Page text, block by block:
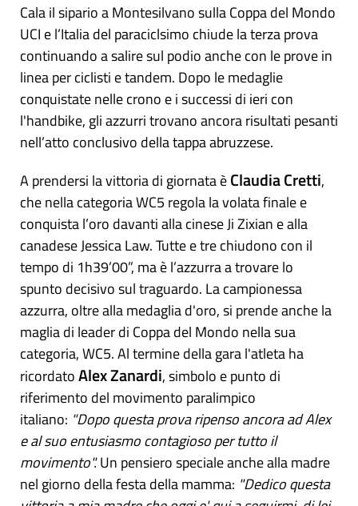
Cala il sipario a Montesilvano sulla Coppa del Mondo
UCI e l’Italia del paraciclsimo chiude la terza prova
continuando a salire sul podio anche con le prove in
linea per ciclisti e tandem. Dopo le medaglie
conquistate nelle crono e i successi di ieri con
l'handbike, gli azzurri trovano ancora risultati pesanti
nell’atto conclusivo della tappa abruzzese.
A prendersi la vittoria di giornata èClaudiaCretti,
che nella categoria WC5 regola la volata finale e
conquista l’oro davanti alla cinese Ji Zixian e alla
canadese Jessica Law. Tutte e tre chiudono con il
tempo di 1h39’00”, ma è l’azzurra a trovare lo
spunto decisivo sul traguardo. La campionessa
azzurra, oltre alla medaglia d'oro, si prende anche la
maglia di leader di Coppa del Mondo nella sua
categoria, WC5. Al termine della gara l'atleta ha
ricordatoAlex Zanardi, simbolo e punto di
riferimento del movimento paralimpico
italiano: "Dopo questa prova ripenso ancora ad Alex
e al suo entusiasmo contagioso per tutto il
movimento".Un pensiero speciale anche alla madre
nel giorno della festa della mamma: "Dedico questa